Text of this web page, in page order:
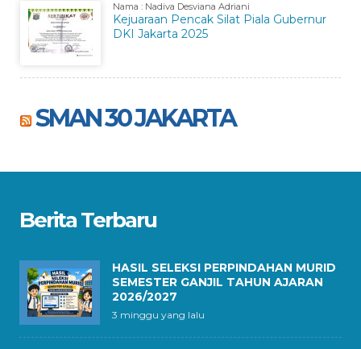
Nama : Nadiva Desviana Adriani
Kejuaraan Pencak Silat Piala Gubernur
DKI Jakarta 2025
SMAN 30 JAKARTA
Berita Terbaru
HASIL SELEKSI PERPINDAHAN MURID
SEMESTER GANJIL TAHUN AJARAN
2026/2027
3 minggu yang lalu